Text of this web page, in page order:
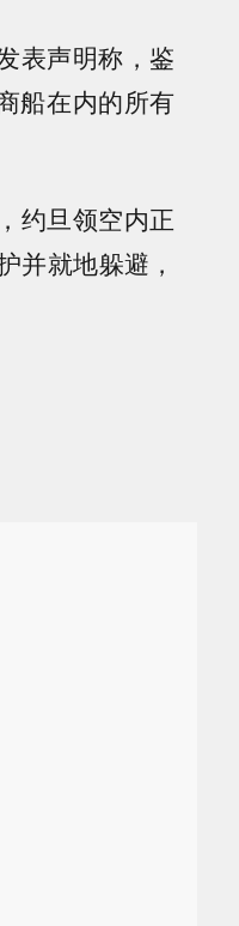
表声明称，鉴
船在内的所有
约旦领空内正
并就地躲避，